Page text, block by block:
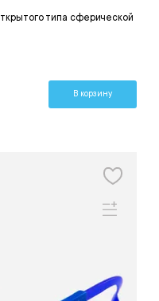
типа сферической
В корзину